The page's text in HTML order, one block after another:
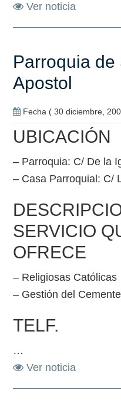
Ver noticia
Parroquia de
Apostol
Fecha ( 30 diciembre,
UBICACIÓN
– Parroquia: C/ De la
– Casa Parroquial: C/
SERVICIO
OFRECE
– Religiosas Católicas
– Gestión del
TELF.
…
Ver noticia